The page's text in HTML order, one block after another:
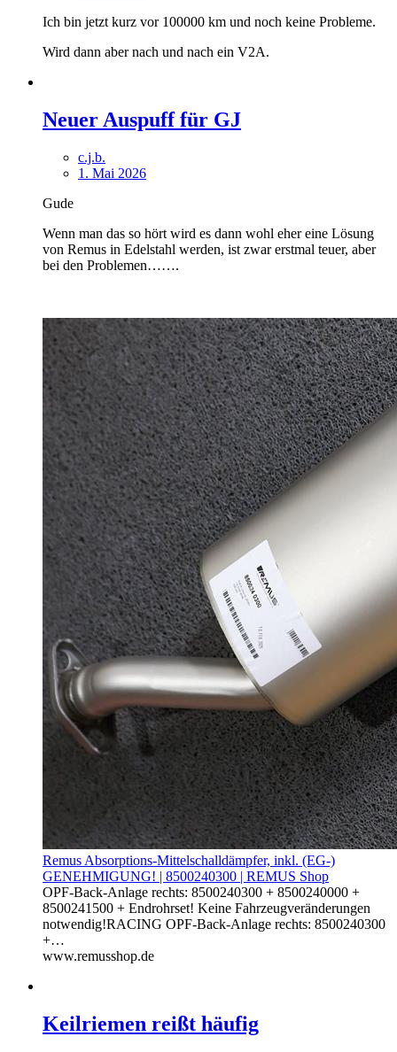
Ich bin jetzt kurz vor 100000 km und noch keine Probleme.
Wird dann aber nach und nach ein V2A.
Neuer Auspuff für GJ
c.j.b.
1. Mai 2026
Gude
Wenn man das so hört wird es dann wohl eher eine Lösung
von Remus in Edelstahl werden, ist zwar erstmal teuer, aber
bei den Problemen…….
Remus Absorptions-Mittelschalldämpfer, inkl. (EG-)
GENEHMIGUNG! | 8500240300 | REMUS Shop
OPF-Back-Anlage rechts: 8500240300 + 8500240000 +
8500241500 + Endrohrset! Keine Fahrzeugveränderungen
notwendig!RACING OPF-Back-Anlage rechts: 8500240300
+…
www.remusshop.de
Keilriemen reißt häufig